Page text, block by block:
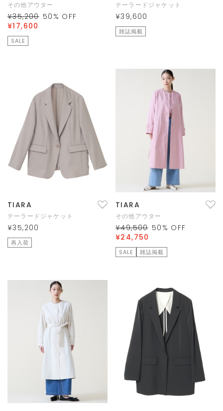
その他アウター
¥35,200 50 % OFF
¥17,600
SALE
テーラードジャケット
¥39,600
雑誌掲載
TIARA
テーラードジャケット
¥35,200
再入荷
TIARA
その他アウター
¥49,500 50 % OFF
¥24,750
SALE 雑誌掲載